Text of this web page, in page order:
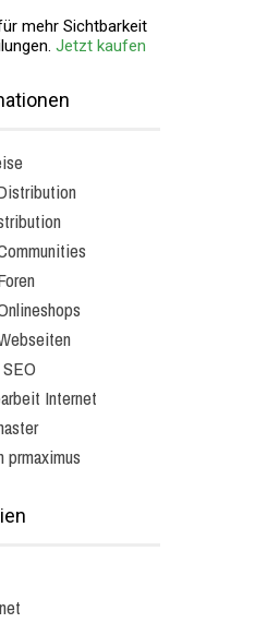
mehr Sichtbarkeit
Jetzt kaufen
Internet
prmaximus